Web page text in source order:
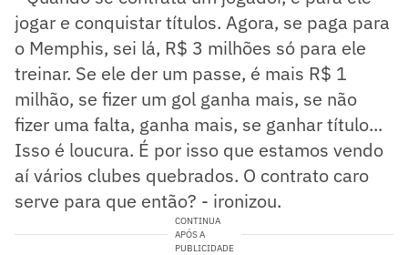
jogar e conquistar títulos. Agora, se paga para
o Memphis, sei lá, R$ 3 milhões só para ele
treinar. Se ele der um passe, é mais R$ 1
milhão, se fizer um gol ganha mais, se não
fizer uma falta, ganha mais, se ganhar título...
Isso é loucura. É por isso que estamos vendo
aí vários clubes quebrados. O contrato caro
serve para que então? - ironizou.
CONTINUA
APÓS A
PUBLICIDADE